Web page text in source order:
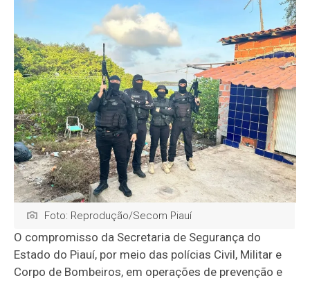
Foto: Reprodução/Secom Piauí
O compromisso da Secretaria de Segurança do
Estado do Piauí, por meio das polícias Civil, Militar e
Corpo de Bombeiros, em operações de prevenção e